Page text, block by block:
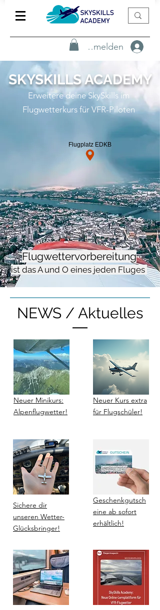
Anmelden
SKYSKILLS ACADEMY
Erweitere deine SkySkills im
Flugwetterkurs für VFR-Piloten
Flugplatz EDKB
Flugwettervorbereitung
ist das A und O eines jeden Fluges
NEWS / Aktuelles
Neuer Minikurs:
Alpenflugwetter!
Neuer Kurs extra
für Flugschüler!
Sichere dir
unseren Wetter-
Glücksbringer!
Geschenkgutsch
eine ab sofort
erhältlich!